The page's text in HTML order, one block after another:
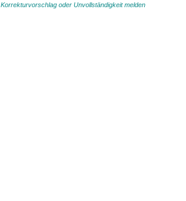
Korrekturvorschlag oder Unvollständigkeit melden